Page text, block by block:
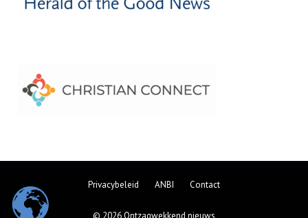
Privacybeleid ANBI Contact